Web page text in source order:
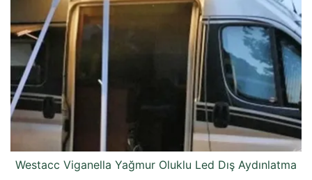
Westacc Viganella Yağmur Oluklu Led Dış Aydınlatma